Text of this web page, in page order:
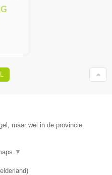
maar wel in de provincie
▼
)